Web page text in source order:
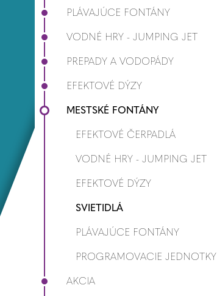
PLÁVAJÚCE FONTÁNY
VODNÉ HRY - JUMPING JET
PREPADY A VODOPÁDY
EFEKTOVÉ DÝZY
MESTSKÉ FONTÁNY
EFEKTOVÉ ČERPADLÁ
VODNÉ HRY - JUMPING JET
EFEKTOVÉ DÝZY
SVIETIDLÁ
PLÁVAJÚCE FONTÁNY
PROGRAMOVACIE JEDNOTKY
AKCIA